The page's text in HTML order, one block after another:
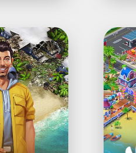
Town
3
マ
ッ
チ
パ
ズ
ル